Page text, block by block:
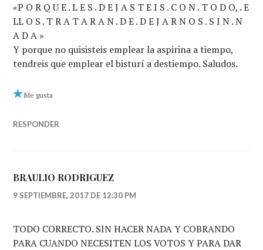
«P O R Q U E . L E S . D E J A S T E I S . C O N . T O D O, . E
LL O S . T R A T A R A N . D E . D E J A R N O S . S I N . N
A D A »
Y porque no quisisteis emplear la aspirina a tiempo,
tendreis que emplear el bisturí a destiempo. Saludos.
Me gusta
RESPONDER
BRAULIO RODRIGUEZ
9 SEPTIEMBRE, 2017 DE 12:30 PM
TODO CORRECTO. SIN HACER NADA Y COBRANDO
PARA CUANDO NECESITEN LOS VOTOS Y PARA DAR